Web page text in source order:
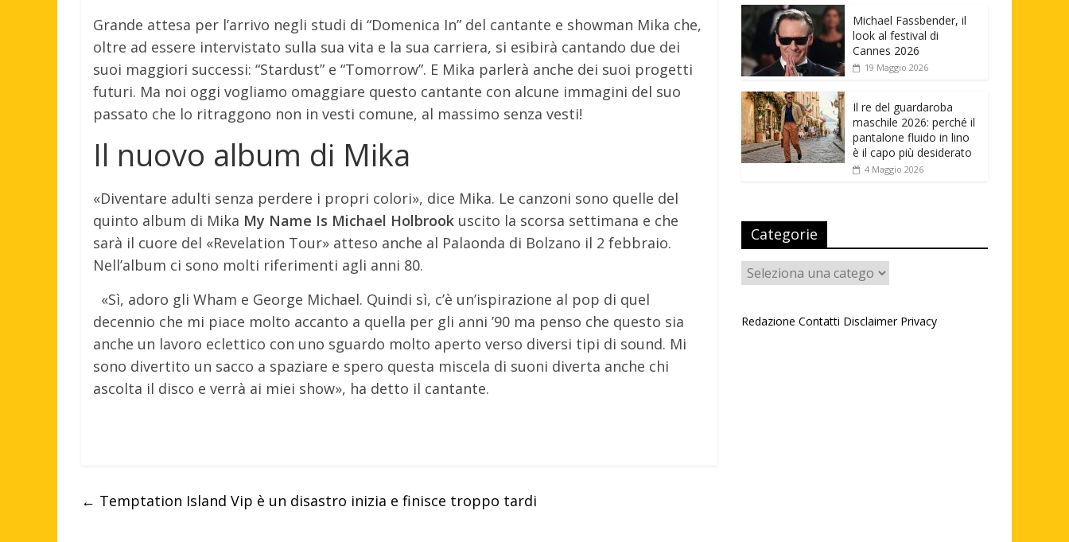
Grande attesa per l’arrivo negli studi di “Domenica In” del cantante e showman Mika che,
oltre ad essere intervistato sulla sua vita e la sua carriera, si esibirà cantando due dei
suoi maggiori successi: “Stardust” e “Tomorrow”. E Mika parlerà anche dei suoi progetti
futuri. Ma noi oggi vogliamo omaggiare questo cantante con alcune immagini del suo
passato che lo ritraggono non in vesti comune, al massimo senza vesti!
Il nuovo album di Mika
«Diventare adulti senza perdere i propri colori», dice Mika. Le canzoni sono quelle del
quinto album di Mika My Name Is Michael Holbrook uscito la scorsa settimana e che
sarà il cuore del «Revelation Tour» atteso anche al Palaonda di Bolzano il 2 febbraio.
Nell’album ci sono molti riferimenti agli anni 80.
«Sì, adoro gli Wham e George Michael. Quindi sì, c’è un’ispirazione al pop di quel
decennio che mi piace molto accanto a quella per gli anni ’90 ma penso che questo sia
anche un lavoro eclettico con uno sguardo molto aperto verso diversi tipi di sound. Mi
sono divertito un sacco a spaziare e spero questa miscela di suoni diverta anche chi
ascolta il disco e verrà ai miei show», ha detto il cantante.
← Temptation Island Vip è un disastro inizia e finisce troppo tardi
Michael Fassbender, il
look al festival di
Cannes 2026
19 Maggio 2026
Il re del guardaroba
maschile 2026: perché il
pantalone fluido in lino
è il capo più desiderato
4 Maggio 2026
Categorie
Categorie
Redazione Contatti Disclaimer Privacy